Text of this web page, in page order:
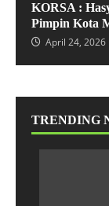
KORSA :
Pimpin Kota
April 24, 2026
TRENDING